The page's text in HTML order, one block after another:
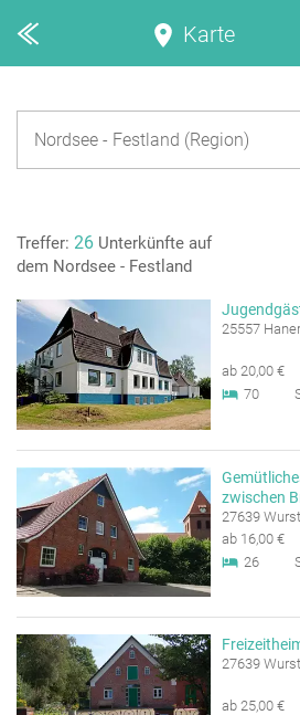
Karte
Treffer: 26 Unterkünfte auf
dem Nordsee - Festland
25557
ab 20,00 €
70
zwischen
27639
ab 16,00 €
26
27639
ab 25,00 €